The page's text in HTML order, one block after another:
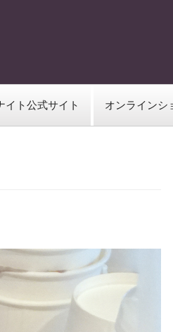
イト公式サイト オンラインシ